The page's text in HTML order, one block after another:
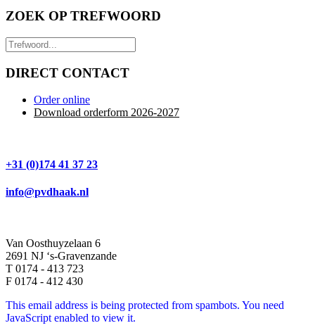
ZOEK OP TREFWOORD
DIRECT CONTACT
Order online
Download orderform 2026-2027
+31 (0)174 41 37 23
info@pvdhaak.nl
Van Oosthuyzelaan 6
2691 NJ ‘s-Gravenzande
T 0174 - 413 723
F 0174 - 412 430
This email address is being protected from spambots. You need
JavaScript enabled to view it.